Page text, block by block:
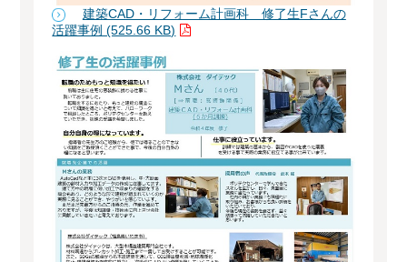
建築CAD・リフォーム計画科 修了生Fさんの
活躍事例 (525.66 KB)